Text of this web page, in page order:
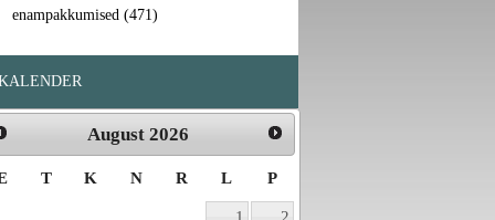
enampakkumised (471)
August 2026
T K N R L P